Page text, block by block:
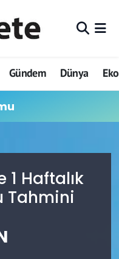
Gündem Dünya
1 Haftalık
Tahmini
ve Fikstür